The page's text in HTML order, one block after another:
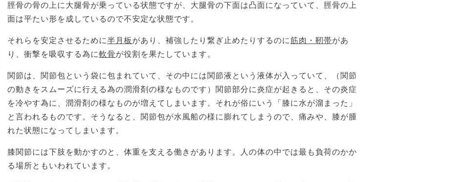
脛骨の骨の上に大腿骨が乗っている状態ですが、大腿骨の下面は凸面になっていて、脛骨の上
面は平たい形を成しているので不安定な状態です。
それらを安定させるために半月板 があり、補強したり繋ぎ止めたりするのに筋肉・靭帯があ
り、衝撃を吸収する為に軟骨が役割を果たしています。
関節は、関節包という袋に包まれていて、その中には関節液という液体が入っていて、（関節
の動きをスムーズに行える為の潤滑剤の様なものです）関節部分に炎症が起きると、その炎症
を冷やす為に、潤滑剤の様なものが増えてしまいます。それが俗にいう「膝に水が溜まった」
と言われるものです。そうなると、関節包が水風船の様に膨れてしまうので、痛みや、膝が腫
れた状態になってしまいます。
膝関節には下肢を動かすのと、体重を支える働きがあります。人の体の中では最も負荷のかか
る場所ともいわれています。